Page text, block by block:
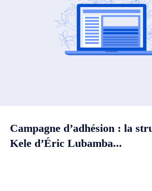
Campagne d’adhésion : la
Kele d’Éric Lubamba...